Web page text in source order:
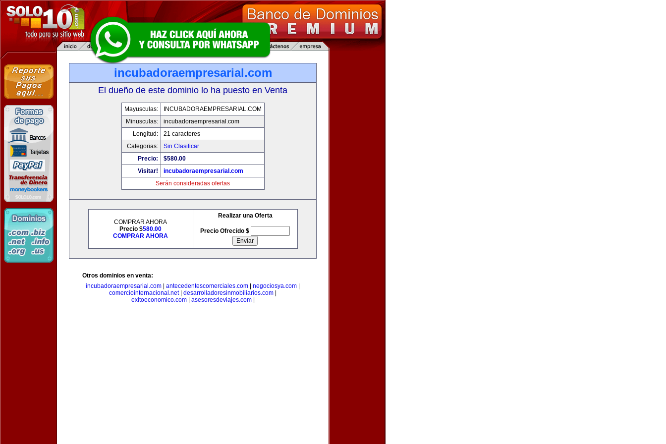
incubadoraempresarial.com
El dueño de este dominio lo ha puesto en Venta
Mayusculas:
INCUBADORAEMPRESARIAL.COM
Minusculas:
incubadoraempresarial.com
Longitud:
21 caracteres
Categorias:
Sin Clasificar
Precio:
$580.00
Visitar!
incubadoraempresarial.com
Serán consideradas ofertas
COMPRAR AHORA
Precio $580.00
COMPRAR AHORA
Realizar una Oferta
Precio Ofrecido $
Otros dominios en venta:
incubadoraempresarial.com
antecedentescomerciales.com negociosya.com
comerciointernacional.net| desarrolladoresinmobiliarios.com
exitoeconomico.com| asesoresdeviajes.com|